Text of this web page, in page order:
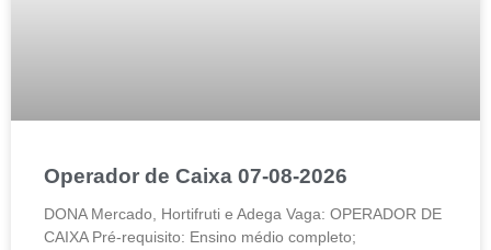
Operador de Caixa 07-08-2026
DONA Mercado, Hortifruti e Adega Vaga: OPERADOR DE
CAIXA Pré-requisito: Ensino médio completo;